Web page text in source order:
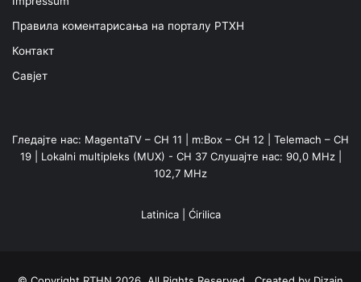
Правила коментарисања на порталу РТХН
Контакт
Савјет
Гледајте нас: MagentaTV – CH 11 | m:Box – CH 12 | Telemach – CH
19 | Lokalni multipleks (MUX) - CH 37 Слушајте нас: 90,0 MHz |
102,7 MHz
Latinica| Ćirilica